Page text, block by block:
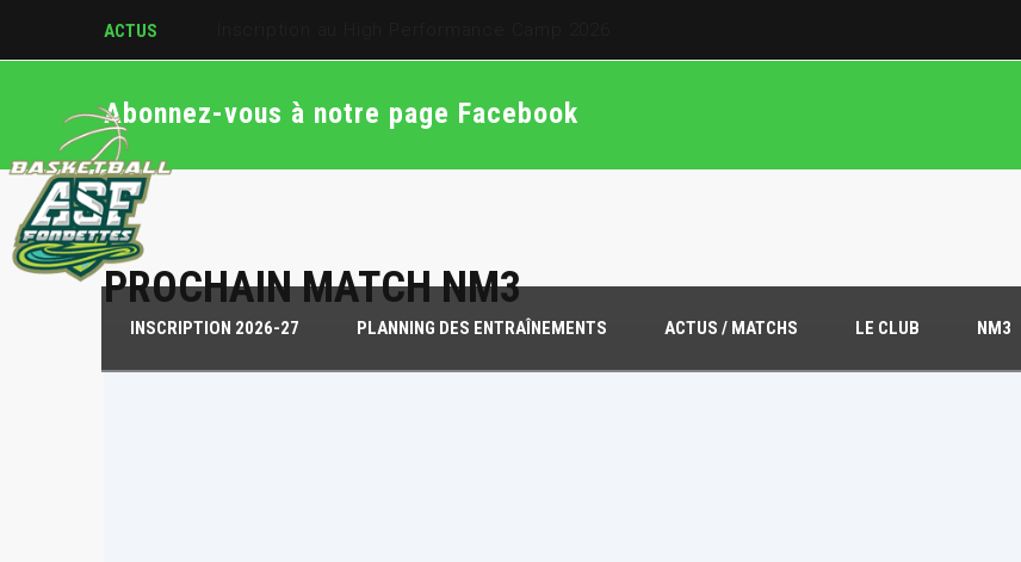
ACTUS
INSCRIPTION 2026-27 PLANNING DES ENTRAÎNEMENTS ACTUS / MATCHS LE CLUB NM3
Abonnez-vous à notre page Facebook
PROCHAIN MATCH NM3